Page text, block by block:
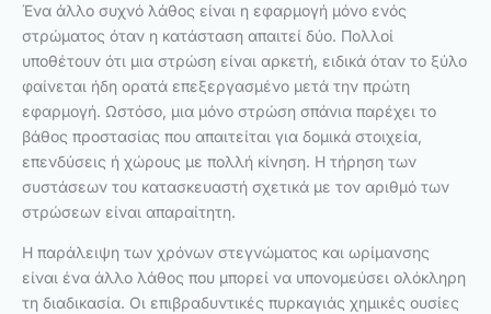
Ένα άλλο συχνό λάθος είναι η εφαρμογή μόνο ενός
στρώματος όταν η κατάσταση απαιτεί δύο. Πολλοί
υποθέτουν ότι μια στρώση είναι αρκετή, ειδικά όταν το ξύλο
φαίνεται ήδη ορατά επεξεργασμένο μετά την πρώτη
εφαρμογή. Ωστόσο, μια μόνο στρώση σπάνια παρέχει το
βάθος προστασίας που απαιτείται για δομικά στοιχεία,
επενδύσεις ή χώρους με πολλή κίνηση. Η τήρηση των
συστάσεων του κατασκευαστή σχετικά με τον αριθμό των
στρώσεων είναι απαραίτητη.
Η παράλειψη των χρόνων στεγνώματος και ωρίμανσης
είναι ένα άλλο λάθος που μπορεί να υπονομεύσει ολόκληρη
τη διαδικασία. Οι επιβραδυντικές πυρκαγιάς χημικές ουσίες